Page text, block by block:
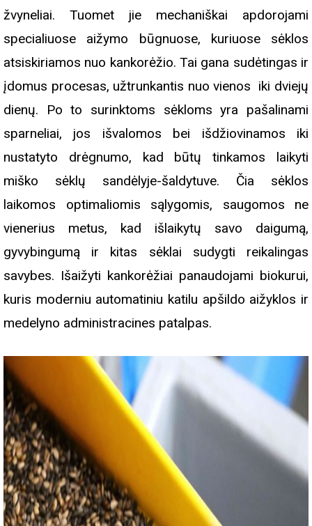
žvyneliai. Tuomet jie mechaniškai apdorojami
specialiuose aižymo būgnuose, kuriuose sėklos
atsiskiriamos nuo kankorėžio. Tai gana sudėtingas ir
įdomus procesas, užtrunkantis nuo vienos iki dviejų
dienų. Po to surinktoms sėkloms yra pašalinami
sparneliai, jos išvalomos bei išdžiovinamos iki
nustatyto drėgnumo, kad būtų tinkamos laikyti
miško sėklų sandėlyje-šaldytuve. Čia sėklos
laikomos optimaliomis sąlygomis, saugomos ne
vienerius metus, kad išlaikytų savo daigumą,
gyvybingumą ir kitas sėklai sudygti reikalingas
savybes. Išaižyti kankorėžiai panaudojami biokurui,
kuris moderniu automatiniu katilu apšildo aižyklos ir
medelyno administracines patalpas.